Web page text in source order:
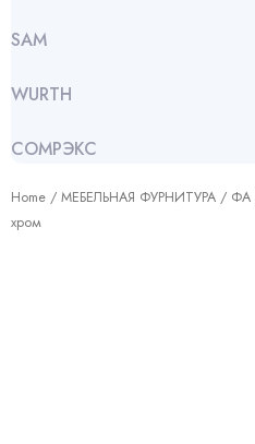
SАМ
WURTH
СОМРЭКС
Home / МЕБЕЛЬНАЯ ФУРНИТУРА / ФА
хром